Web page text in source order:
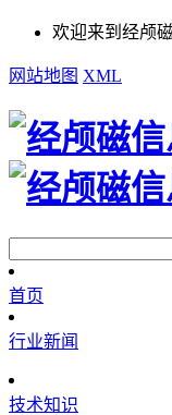
欢迎来到经颅
网站地图 XML
首页
行业新闻
技术知识